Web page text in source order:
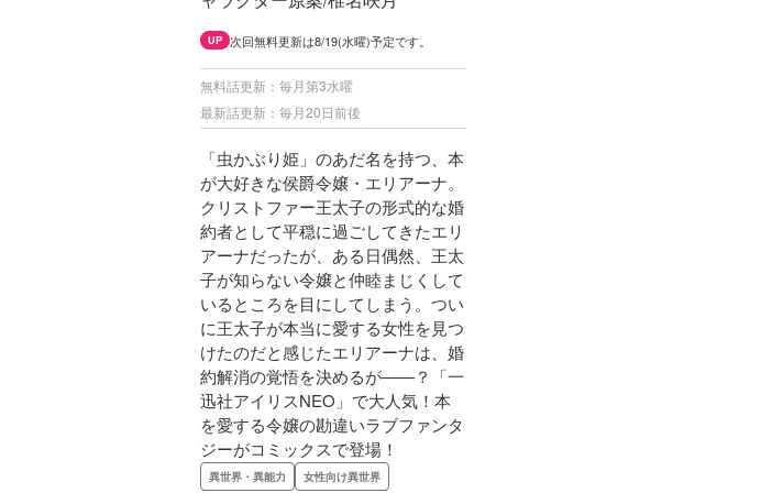
UP 次回無料更新は8/19(水曜)予定です。
無料話更新：毎月第3水曜
最新話更新：毎月20日前後
「虫かぶり姫」のあだ名を持つ、本
が大好きな侯爵令嬢・エリアーナ。
クリストファー王太子の形式的な婚
約者として平穏に過ごしてきたエリ
アーナだったが、ある日偶然、王太
子が知らない令嬢と仲睦まじくして
いるところを目にしてしまう。つい
に王太子が本当に愛する女性を見つ
けたのだと感じたエリアーナは、婚
約解消の覚悟を決めるが――？「一
迅社アイリスNEO」で大人気！本
を愛する令嬢の勘違いラブファンタ
ジーがコミックスで登場！
異世界・異能力 女性向け異世界